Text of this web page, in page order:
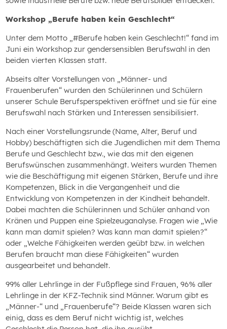
Workshop „Berufe haben kein Geschlecht“
Unter dem Motto „#Berufe haben kein Geschlecht!“ fand im
Juni ein Workshop zur gendersensiblen Berufswahl in den
beiden vierten Klassen statt.
Abseits alter Vorstellungen von „Männer- und
Frauenberufen“ wurden den Schülerinnen und Schülern
unserer Schule Berufsperspektiven eröffnet und sie für eine
Berufswahl nach Stärken und Interessen sensibilisiert.
Nach einer Vorstellungsrunde (Name, Alter, Beruf und
Hobby) beschäftigten sich die Jugendlichen mit dem Thema
Berufe und Geschlecht bzw., wie das mit den eigenen
Berufswünschen zusammenhängt. Weiters wurden Themen
wie die Beschäftigung mit eigenen Stärken, Berufe und ihre
Kompetenzen, Blick in die Vergangenheit und die
Entwicklung von Kompetenzen in der Kindheit behandelt.
Dabei machten die Schülerinnen und Schüler anhand von
Kränen und Puppen eine Spielzeuganalyse. Fragen wie „Wie
kann man damit spielen? Was kann man damit spielen?“
oder „Welche Fähigkeiten werden geübt bzw. in welchen
Berufen braucht man diese Fähigkeiten“ wurden
ausgearbeitet und behandelt.
99% aller Lehrlinge in der Fußpflege sind Frauen, 96% aller
Lehrlinge in der KFZ-Technik sind Männer. Warum gibt es
„Männer-“ und „Frauenberufe“? Beide Klassen waren sich
einig, dass es dem Beruf nicht wichtig ist, welches